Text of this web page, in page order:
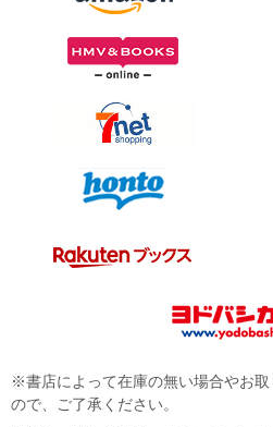
※書店によって在庫の無い場合やお
ので、ご了承ください。